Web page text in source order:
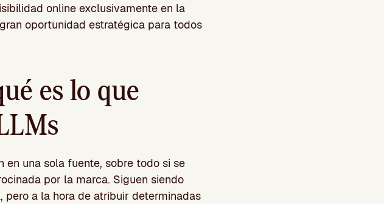
online exclusivamente en la
oportunidad estratégica para todos
es lo que
en una sola fuente, sobre todo si se
por la marca. Siguen siendo
a la hora de atribuir determinadas